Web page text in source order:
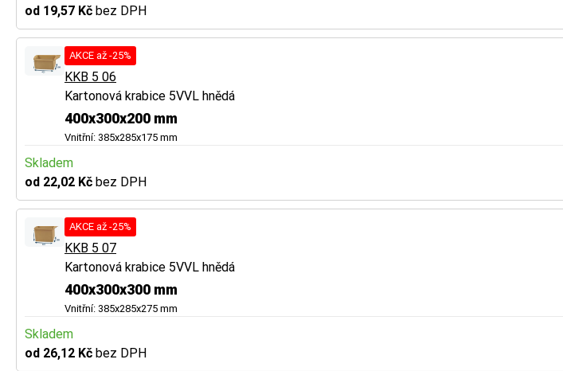
od 19,57 Kč bez DPH
AKCE až -25%
KKB 5 06
Kartonová krabice 5VVL hnědá
400x300x200 mm
Vnitřní: 385x285x175 mm
Skladem
od 22,02 Kč bez DPH
AKCE až -25%
KKB 5 07
Kartonová krabice 5VVL hnědá
400x300x300 mm
Vnitřní: 385x285x275 mm
Skladem
od 26,12 Kč bez DPH